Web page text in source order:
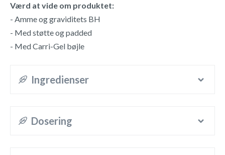
Værd at vide om produktet:
- Amme og graviditets BH
- Med støtte og padded
- Med Carri-Gel bøjle
Ingredienser
Dosering